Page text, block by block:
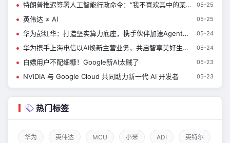
特朗普推迟签署人工智能行政命令：“我不喜欢其中的某些方面” 05-25
英伟达 ≠ AI 05-25
华为彭红华：打造坚实算力底座，携手伙伴加速Agent应用创新 05-24
华为携手上海电信以AI焕新主营业务，共启智享美好生活新时代 05-24
白嫖用户不配细糠！Google新AI太贼了 05-23
NVIDIA 与 Google Cloud 共同助力新一代 AI 开发者 05-23
热门标签
华为 英伟达 MCU 小米 ADI 英特尔